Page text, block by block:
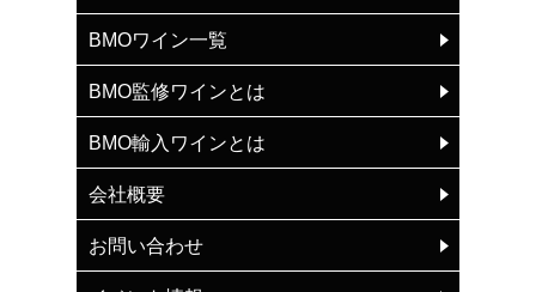
BMOワイン一覧
BMO監修ワインとは
BMO輸入ワインとは
会社概要
お問い合わせ